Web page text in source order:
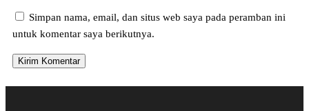
Simpan nama, email, dan situs web saya pada peramban ini
untuk komentar saya berikutnya.